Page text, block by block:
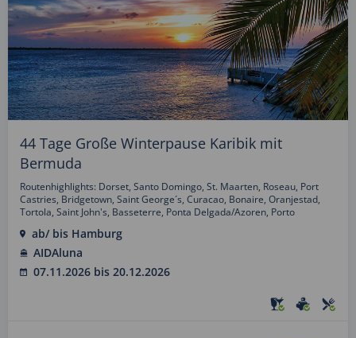
44 Tage Große Winterpause Karibik mit
Bermuda
Routenhighlights: Dorset, Santo Domingo, St. Maarten, Roseau, Port
Castries, Bridgetown, Saint George´s, Curacao, Bonaire, Oranjestad,
Tortola, Saint John's, Basseterre, Ponta Delgada/Azoren, Porto
ab/ bis Hamburg
AIDAluna
07.11.2026 bis 20.12.2026